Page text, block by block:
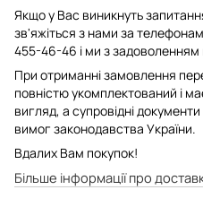
Якщо у Вас виникнуть
зв'яжіться з нами за
455-46-46 і ми з задоволенням
При отриманні замовлення
повністю укомплектований і
вигляд, а супровідні
вимог законодавства України.
Вдалих Вам покупок!
Більше інформації про